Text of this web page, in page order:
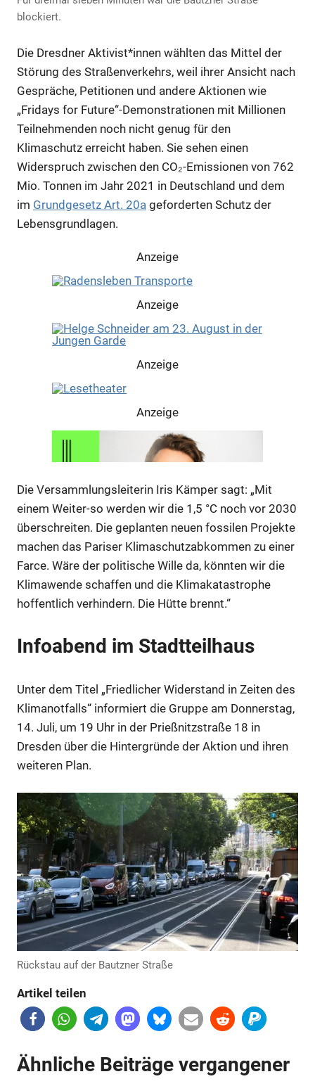
blockiert.
Die Dresdner A­ktivist*innen wählten das Mittel der
Störung des Straßenverkehrs, weil ihrer Ansicht nach
Gespräche, Petitionen und andere Aktionen wie
„Fridays for Future“-Demonstrationen mit Millionen
Teilnehmenden noch nicht genug für den
Klimaschutz erreicht haben. Sie sehen einen
Widerspruch zwischen den CO₂-Emissionen von 762
Mio. Tonnen im Jahr 2021 in Deutschland und dem
im Grundgesetz Art. 20a geforderten Schutz der
Lebensgrundlagen.
Anzeige
Anzeige
Anzeige
Anzeige
Anzeige
Anzeige
Die Versammlungsleiterin Iris Kämper sagt: „Mit
einem Weiter-so werden wir die 1,5 °C noch vor 2030
überschreiten. Die geplanten neuen fossilen Projekte
machen das Pariser Klimaschutzabkommen zu einer
Farce. Wäre der politische Wille da, könnten wir die
Klimawende schaffen und die Klimakatastrophe
hoffentlich verhindern. Die Hütte brennt.“
Infoabend im Stadtteilhaus
Unter dem Titel „Friedlicher Widerstand in Zeiten des
Klimanotfalls“ informiert die Gruppe am Donnerstag,
14. Juli, um 19 Uhr in der Prießnitzstraße 18 in
Dresden über die Hintergründe der Aktion und ihren
weiteren Plan.
Rückstau auf der Bautzner Straße
Artikel teilen
Ähnliche Beiträge vergangener